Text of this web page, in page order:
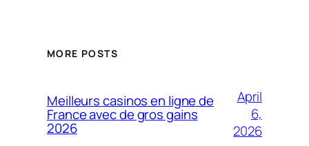
MORE POSTS
Meilleurs casinos en ligne de
France avec de gros gains
2026
April
6,
2026